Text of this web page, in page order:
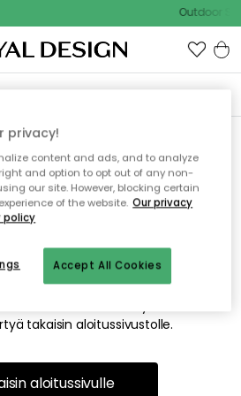
Outdoor
löydä
sivua
sivua ei enää ole tai siitä, että se
tästä mahdollisesti
takaisin aloitussivustolle.
aloitussivulle
privacy!
content and ads, and to analyze
and option to opt out of any non-
our site. However, blocking certain
of the website. Our privacy
policy
Accept All Cookies